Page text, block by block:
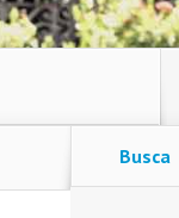
Busca